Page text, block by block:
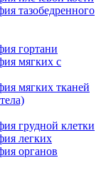
тазобедренного
гортани
мягких с
мягких тканей
грудной клетки
легких
органов